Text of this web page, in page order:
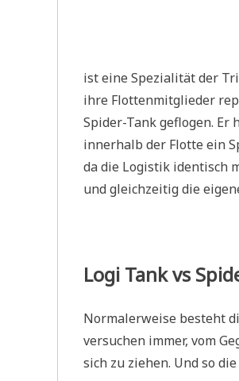
ist eine Spezialität der
ihre Flottenmitglieder
Spider-Tank geflogen.
innerhalb der Flotte ein
da die Logistik identisch
und gleichzeitig die
Logi Tank vs
Normalerweise besteht
versuchen immer, vom
sich zu ziehen. Und so